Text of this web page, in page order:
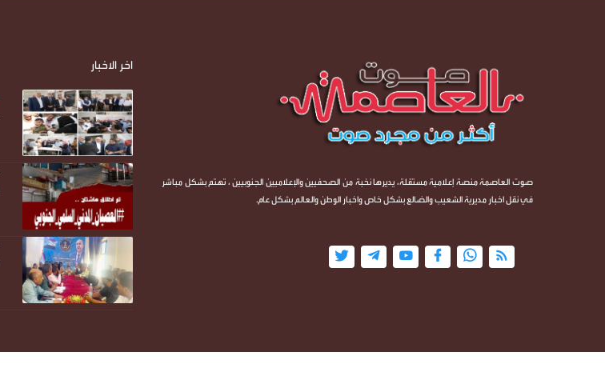
صوت العاصمة منصة إعلامية مستقلة، يديرها نخبة من الصحفيين والإعلاميين الجنوبيين ، تهتم بشكل مباشر
في نقل اخبار مديرية الشعيب والضالع بشكل خاص واخبار الوطن والعالم بشكل عام.
اخر الاخبار